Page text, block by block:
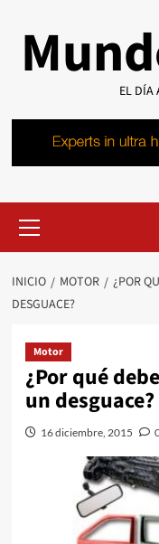
contenido
EL DÍA
primario
INICIO MOTOR
¿POR
DESGUACE?
Motor
¿Por qué
un desguace?
16 diciembre, 2015